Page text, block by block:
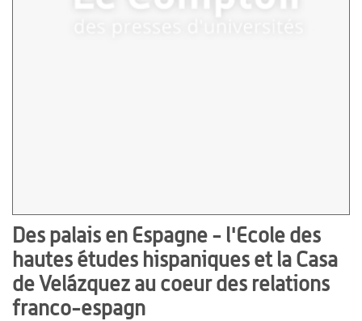
Des palais en Espagne - l'Ecole des
hautes études hispaniques et la Casa
de Velázquez au coeur des relations
franco-espagn